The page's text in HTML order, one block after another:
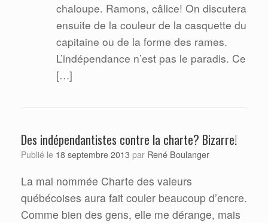
chaloupe. Ramons, câlice! On discutera
ensuite de la couleur de la casquette du
capitaine ou de la forme des rames.
L’indépendance n’est pas le paradis. Ce
[…]
Des indépendantistes contre la charte? Bizarre!
Publié le 18 septembre 2013 par René Boulanger
La mal nommée Charte des valeurs
québécoises aura fait couler beaucoup d’encre.
Comme bien des gens, elle me dérange, mais